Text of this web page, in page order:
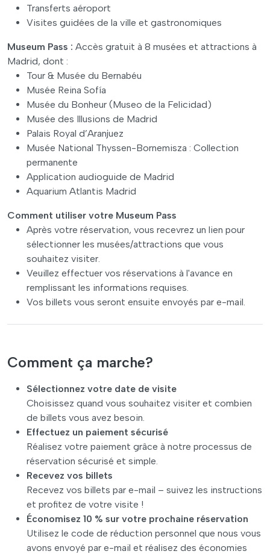
Transferts aéroport
Visites guidées de la ville et gastronomiques
Museum Pass : Accès gratuit à 8 musées et attractions à
Madrid, dont :
Tour & Musée du Bernabéu
Musée Reina Sofía
Musée du Bonheur (Museo de la Felicidad)
Musée des Illusions de Madrid
Palais Royal d’Aranjuez
Musée National Thyssen-Bornemisza : Collection
permanente
Application audioguide de Madrid
Aquarium Atlantis Madrid
Comment utiliser votre Museum Pass
Après votre réservation, vous recevrez un lien pour
sélectionner les musées/attractions que vous
souhaitez visiter.
Veuillez effectuer vos réservations à l'avance en
remplissant les informations requises.
Vos billets vous seront ensuite envoyés par e-mail.
Comment ça marche?
Sélectionnez votre date de visite
Choisissez quand vous souhaitez visiter et combien
de billets vous avez besoin.
Effectuez un paiement sécurisé
Réalisez votre paiement grâce à notre processus de
réservation sécurisé et simple.
Recevez vos billets
Recevez vos billets par e-mail – suivez les instructions
et profitez de votre visite !
Économisez 10 % sur votre prochaine réservation
Utilisez le code de réduction personnel que nous vous
avons envoyé par e-mail et réalisez des économies